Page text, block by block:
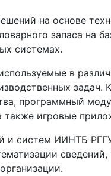
на основе
запаса на
системах.
в
задач.
программный
также игровые
и систем ИИНТБ
сведений,